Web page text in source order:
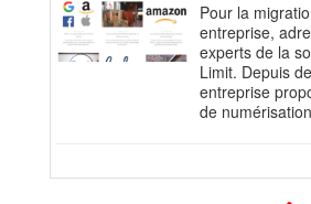
Pour la
entreprise,
experts de la
Limit. Depuis
entreprise
de